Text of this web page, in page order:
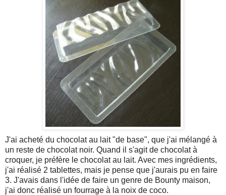
J'ai acheté du chocolat au lait "de base", que j'ai mélangé à
un reste de chocolat noir. Quand il s'agit de chocolat à
croquer, je préfère le chocolat au lait. Avec mes ingrédients,
j'ai réalisé 2 tablettes, mais je pense que j'aurais pu en faire
3. J'avais dans l'idée de faire un genre de Bounty maison,
j'ai donc réalisé un fourrage à la noix de coco.